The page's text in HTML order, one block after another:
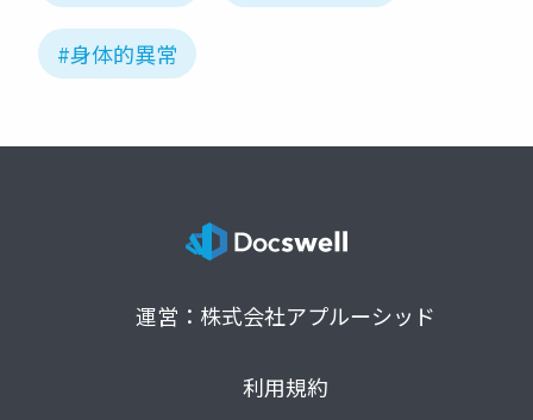
#身体的異常
運営：株式会社アプルーシッド
利用規約